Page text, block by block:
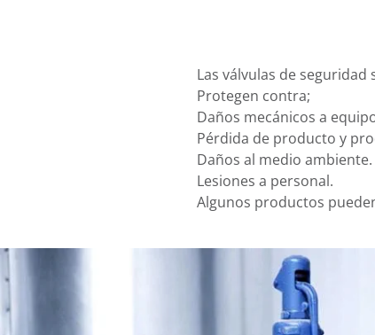
Las válvulas de
Protegen contra;
Daños mecánicos a
Pérdida de producto y
Daños al medio ambiente.
Lesiones a personal.
Algunos productos